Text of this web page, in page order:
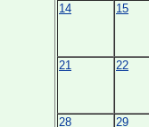
14 15
21 22
28 29